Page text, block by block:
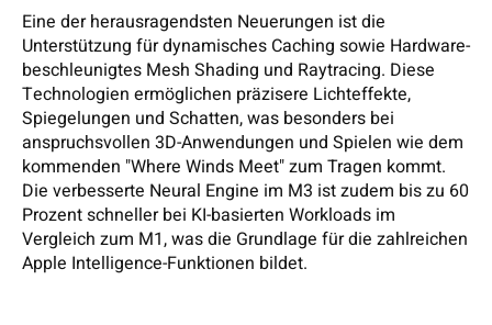
Eine der herausragendsten Neuerungen ist die
Unterstützung für dynamisches Caching sowie Hardware-
beschleunigtes Mesh Shading und Raytracing. Diese
Technologien ermöglichen präzisere Lichteffekte,
Spiegelungen und Schatten, was besonders bei
anspruchsvollen 3D-Anwendungen und Spielen wie dem
kommenden "Where Winds Meet" zum Tragen kommt.
Die verbesserte Neural Engine im M3 ist zudem bis zu 60
Prozent schneller bei KI-basierten Workloads im
Vergleich zum M1, was die Grundlage für die zahlreichen
Apple Intelligence-Funktionen bildet.